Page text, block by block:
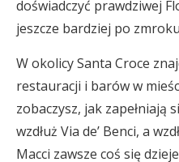
doświadczyć prawdziwej
jeszcze bardziej po
W okolicy Santa Croce
restauracji i barów w
zobaczysz, jak zapełniają
wzdłuż Via de’ Benci, a
Macci zawsze coś się